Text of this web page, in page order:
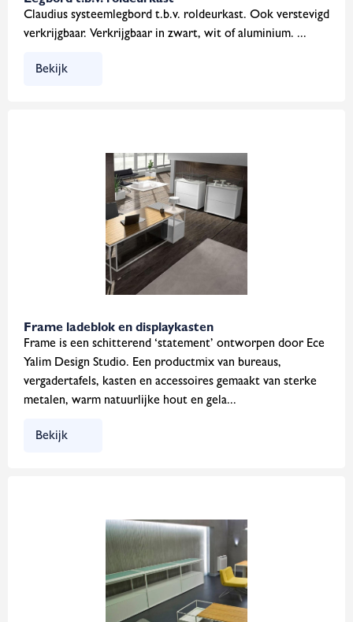
Claudius systeemlegbord t.b.v. roldeurkast. Ook verstevigd
verkrijgbaar. Verkrijgbaar in zwart, wit of aluminium. ...
Bekijk
Frame ladeblok en displaykasten
Frame is een schitterend ‘statement’ ontworpen door Ece
Yalim Design Studio. Een productmix van bureaus,
vergadertafels, kasten en accessoires gemaakt van sterke
metalen, warm natuurlijke hout en gela...
Bekijk